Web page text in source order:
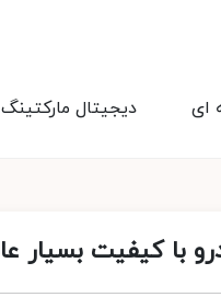
دیجیتال مارکتینگ ای